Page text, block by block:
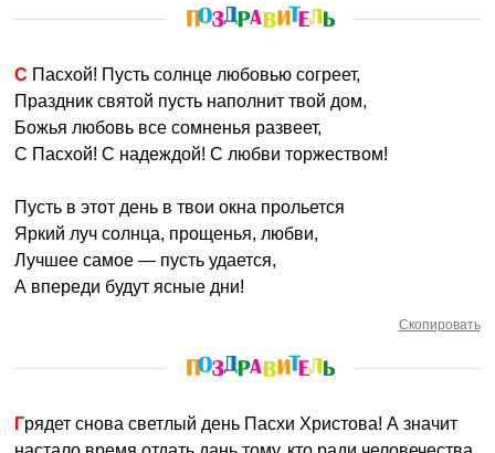
С Пасхой! Пусть солнце любовью согреет,
Праздник святой пусть наполнит твой дом,
Божья любовь все сомненья развеет,
С Пасхой! С надеждой! С любви торжеством!
Пусть в этот день в твои окна прольется
Яркий луч солнца, прощенья, любви,
Лучшее самое — пусть удается,
А впереди будут ясные дни!
Скопировать
Грядет снова светлый день Пасхи Христова! А значит